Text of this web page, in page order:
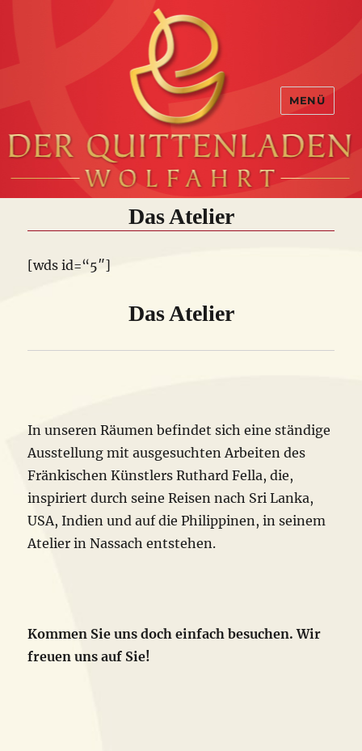
MENÜ
Das Atelier
[wds id=“5″]
Das Atelier
In unseren Räumen befindet sich eine ständige
Ausstellung mit ausgesuchten Arbeiten des
Fränkischen Künstlers Ruthard Fella, die,
inspiriert durch seine Reisen nach Sri Lanka,
USA, Indien und auf die Philippinen, in seinem
Atelier in Nassach entstehen.
Kommen Sie uns doch einfach besuchen. Wir
freuen uns auf Sie!